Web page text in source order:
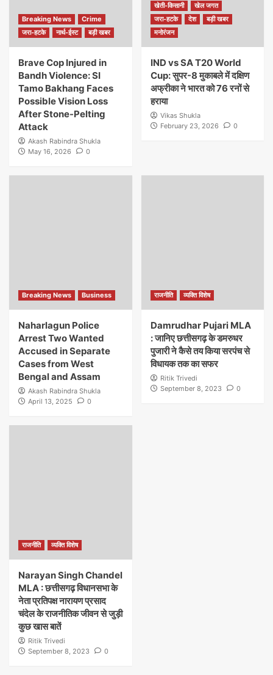
Breaking News
Crime
जरा-हटके
नार्थ-ईस्ट बड़ी खबर
Brave Cop Injured in
Bandh Violence: SI
Tamo Bakhang Faces
Possible Vision Loss
After Stone-Pelting
Attack
Akash Rabindra Shukla
May 16, 2026
0
खेती-किसानी
खेल जगत
जरा-हटके
देश
बड़ी खबर
मनोरंजन
IND vs SA T20 World
Cup: सुपर-8 मुकाबले में दक्षिण
अफ्रीका ने भारत को 76 रनों से
हराया
Vikas Shukla
February 23, 2026
0
Breaking News Business
Naharlagun Police
Arrest Two Wanted
Accused in Separate
Cases from West
Bengal and Assam
Akash Rabindra Shukla
April 13, 2025
0
राजनीति व्यक्ति विशेष
Damrudhar Pujari MLA
: जानिए छत्तीसगढ़ के डमरुधर
पुजारी ने कैसे तय किया सरपंच से
विधायक तक का सफर
Ritik Trivedi
September 8, 2023
0
राजनीति व्यक्ति विशेष
Narayan Singh Chandel
MLA : छत्तीसगढ़ विधानसभा के
नेता प्रतिपक्ष नारायण प्रसाद
चंदेल के राजनीतिक जीवन से जुड़ी
कुछ खास बातें
Ritik Trivedi
September 8, 2023
0